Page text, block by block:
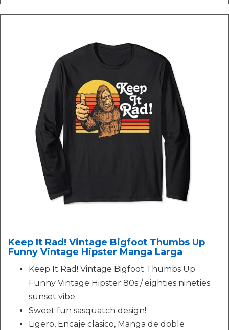
Keep It Rad! Vintage Bigfoot Thumbs Up
Funny Vintage Hipster Manga Larga
Keep It Rad! Vintage Bigfoot Thumbs Up
Funny Vintage Hipster 80s / eighties nineties
sunset vibe.
Sweet fun sasquatch design!
Ligero, Encaje clasico, Manga de doble